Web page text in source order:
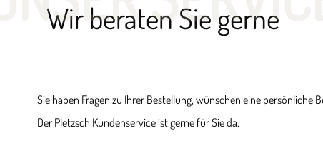
Wir beraten Sie gerne
Sie haben Fragen zu Ihrer Bestellung, wünschen eine persönliche
Der Pletzsch Kundenservice ist gerne für Sie da.